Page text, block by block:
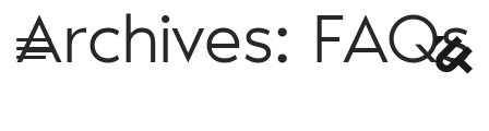
Archives: FAQs